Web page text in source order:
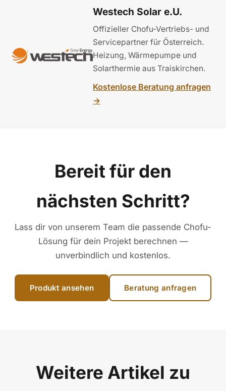
Westech Solar e.U.
Offizieller Chofu-Vertriebs- und
Servicepartner für Österreich.
Heizung, Wärmepumpe und
Solarthermie aus Traiskirchen.
Kostenlose Beratung anfragen
→
Bereit für den
nächsten Schritt?
Lass dir von unserem Team die passende Chofu-
Lösung für dein Projekt berechnen —
unverbindlich und kostenlos.
Produkt ansehen Beratung anfragen
Weitere Artikel zu